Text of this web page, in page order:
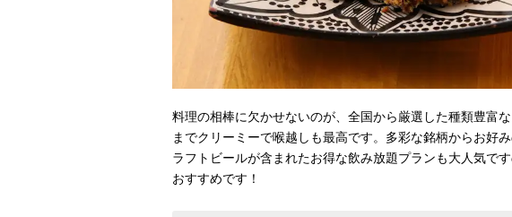
料理の相棒に欠かせないのが、全国から厳選した種類豊富
までクリーミーで喉越しも最高です。多彩な銘柄からお好
ラフトビールが含まれたお得な飲み放題プランも大人気で
おすすめです！